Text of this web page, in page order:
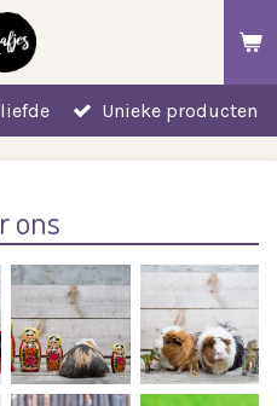
Unieke producten
ons